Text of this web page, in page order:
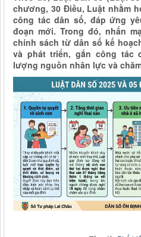
chương, 30 Điều, Luật nhằm
công tác dân số, đáp ứng
đoạn mới. Trong đó, nhấn
chính sách từ dân số kế
và phát triển, gắn công tác
lượng nguồn nhân lực và